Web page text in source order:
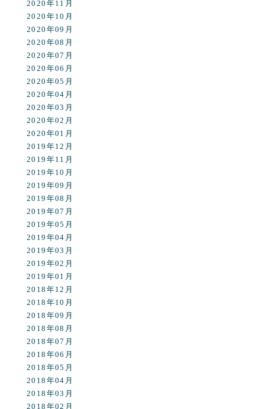
2020年11月
2020年10月
2020年09月
2020年08月
2020年07月
2020年06月
2020年05月
2020年04月
2020年03月
2020年02月
2020年01月
2019年12月
2019年11月
2019年10月
2019年09月
2019年08月
2019年07月
2019年05月
2019年04月
2019年03月
2019年02月
2019年01月
2018年12月
2018年10月
2018年09月
2018年08月
2018年07月
2018年06月
2018年05月
2018年04月
2018年03月
2018年02月